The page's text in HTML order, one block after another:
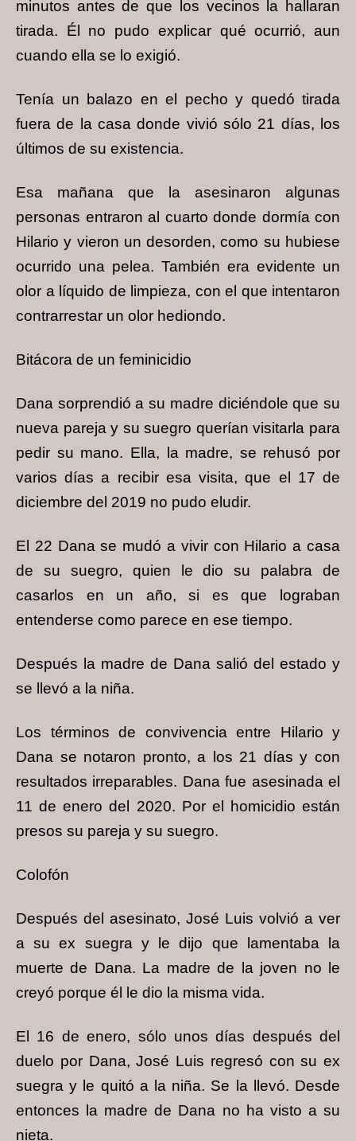
minutos antes de que los vecinos la hallaran
tirada. Él no pudo explicar qué ocurrió, aun
cuando ella se lo exigió.
Tenía un balazo en el pecho y quedó tirada
fuera de la casa donde vivió sólo 21 días, los
últimos de su existencia.
Esa mañana que la asesinaron algunas
personas entraron al cuarto donde dormía con
Hilario y vieron un desorden, como su hubiese
ocurrido una pelea. También era evidente un
olor a líquido de limpieza, con el que intentaron
contrarrestar un olor hediondo.
Bitácora de un feminicidio
Dana sorprendió a su madre diciéndole que su
nueva pareja y su suegro querían visitarla para
pedir su mano. Ella, la madre, se rehusó por
varios días a recibir esa visita, que el 17 de
diciembre del 2019 no pudo eludir.
El 22 Dana se mudó a vivir con Hilario a casa
de su suegro, quien le dio su palabra de
casarlos en un año, si es que lograban
entenderse como parece en ese tiempo.
Después la madre de Dana salió del estado y
se llevó a la niña.
Los términos de convivencia entre Hilario y
Dana se notaron pronto, a los 21 días y con
resultados irreparables. Dana fue asesinada el
11 de enero del 2020. Por el homicidio están
presos su pareja y su suegro.
Colofón
Después del asesinato, José Luis volvió a ver
a su ex suegra y le dijo que lamentaba la
muerte de Dana. La madre de la joven no le
creyó porque él le dio la misma vida.
El 16 de enero, sólo unos días después del
duelo por Dana, José Luis regresó con su ex
suegra y le quitó a la niña. Se la llevó. Desde
entonces la madre de Dana no ha visto a su
nieta.